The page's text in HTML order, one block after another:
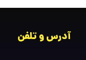
آدرس و تلفن